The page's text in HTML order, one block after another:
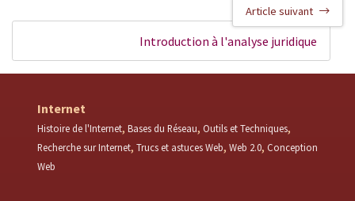
Article suivant
Introduction à l'analyse juridique
Internet
Histoire de l'Internet Bases du Réseau Outils et Techniques
Recherche sur Internet Trucs et astuces Web Web 2.0 Conception
Web